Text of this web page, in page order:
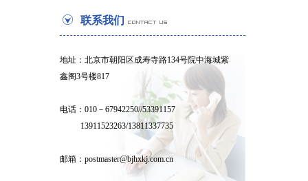
联系我们
地址：北京市朝阳区成寿寺路134号院中海城紫
鑫阁3号楼817
电话：010－67942250//53391157
13911523263/13811337735
邮箱：postmaster@bjhxkj.com.cn